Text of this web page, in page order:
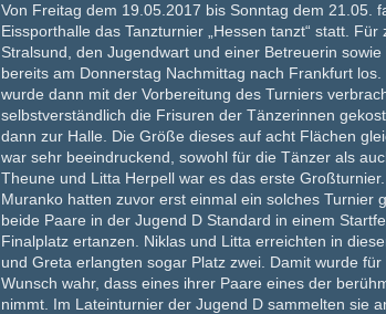
Von Freitag dem 19.05.2017 bis Sonntag dem 21.05.
Eissporthalle das Tanzturnier „Hessen tanzt“ statt.
Stralsund, den Jugendwart und einer Betreuerin
bereits am Donnerstag Nachmittag nach Frankfurt
wurde dann mit der Vorbereitung des Turniers
selbstverständlich die Frisuren der Tänzerinnen
dann zur Halle. Die Größe dieses auf acht Flächen
war sehr beeindruckend, sowohl für die Tänzer als
Theune und Litta Herpell war es das erste
Muranko hatten zuvor erst einmal ein solches Turnier
beide Paare in der Jugend D Standard in einem
Finalplatz ertanzen. Niklas und Litta erreichten in
und Greta erlangten sogar Platz zwei. Damit wurde
Wunsch wahr, dass eines ihrer Paare eines der
nimmt. Im Lateinturnier der Jugend D sammelten sie